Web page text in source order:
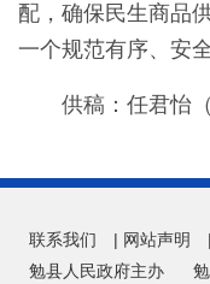
配，确保民生商品
一个规范有序、安
供稿：任君怡
联系我们 | 网站声明 |
勉县人民政府主办